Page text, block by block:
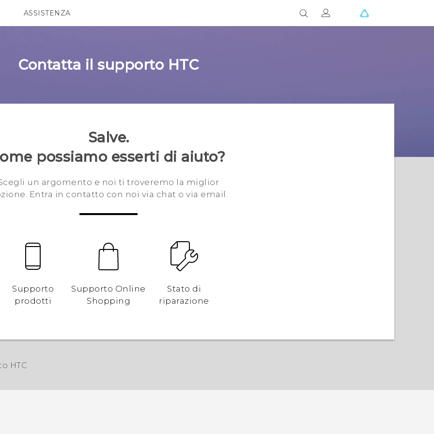
SMARTPHONE
ASSISTENZA
Accessori e dispositivi HTC
Contatta il supporto HTC
Salve.
possiamo esserti di aiuto?
un argomento e noi ti troveremo la miglior
Entra in contatto con noi via chat o via email.
Supporto
prodotti
Supporto Online
Shopping
Stato di
riparazione
HTC